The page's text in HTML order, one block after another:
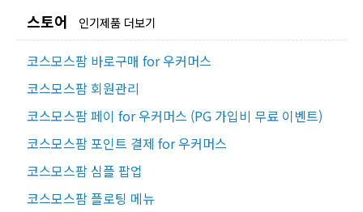
스토어 인기제품 더보기
코스모스팜 바로구매 for 우커머스
코스모스팜 회원관리
코스모스팜 페이 for 우커머스 (PG 가입비 무료 이벤트)
코스모스팜 포인트 결제 for 우커머스
코스모스팜 심플 팝업
코스모스팜 플로팅 메뉴